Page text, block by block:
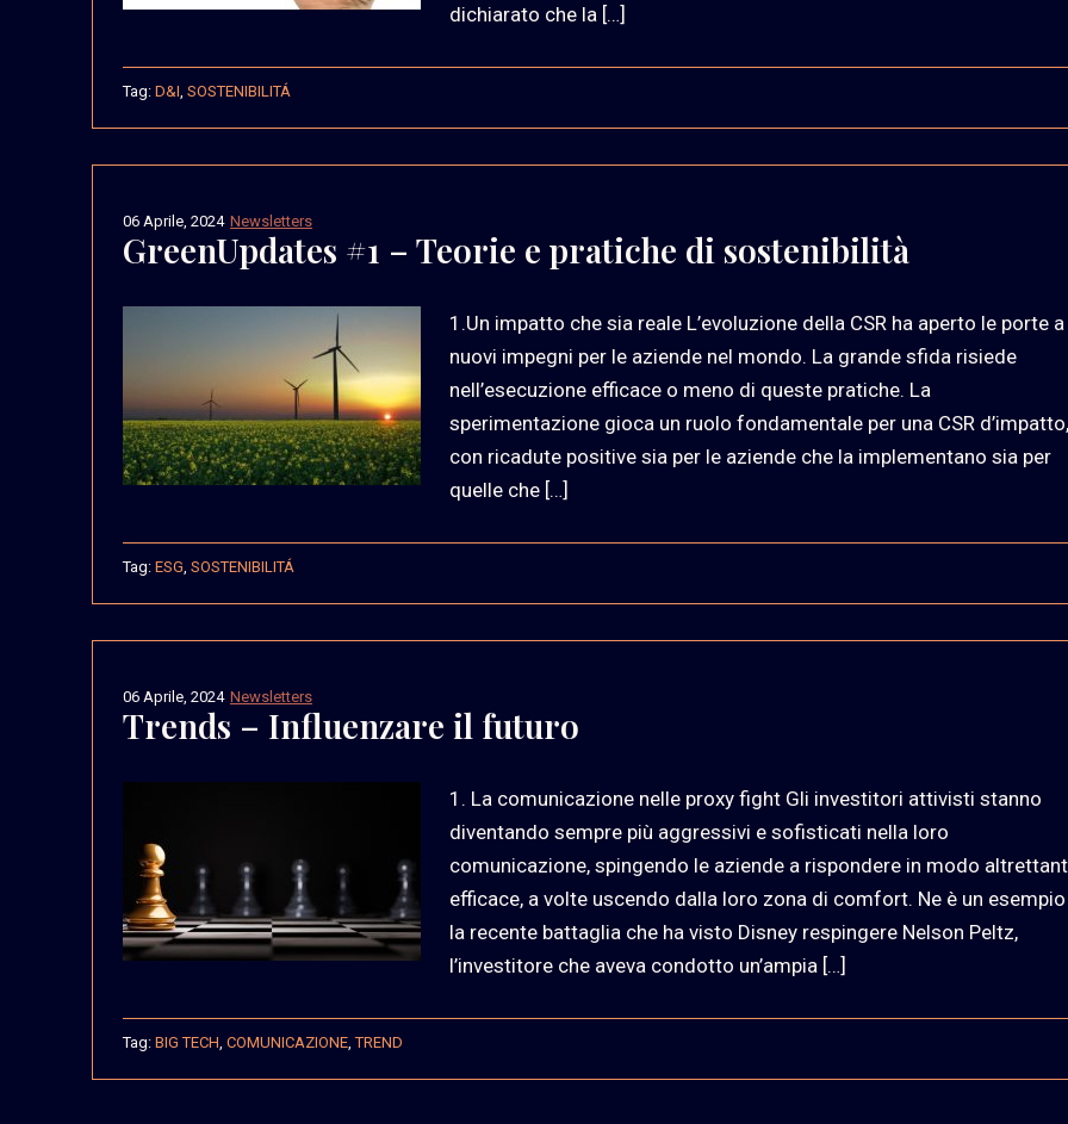
dichiarato che la […]
Tag: D&I SOSTENIBILITÁ
Newsletters
06 Aprile, 2024
GreenUpdates #1 – Teorie e pratiche di sostenibilità
1.Un impatto che sia reale L’evoluzione della CSR ha aperto le porte a
nuovi impegni per le aziende nel mondo. La grande sfida risiede
nell’esecuzione efficace o meno di queste pratiche. La
sperimentazione gioca un ruolo fondamentale per una CSR d’impatto,
con ricadute positive sia per le aziende che la implementano sia per
quelle che […]
Tag: ESG SOSTENIBILITÁ
Newsletters
06 Aprile, 2024
Trends – Influenzare il futuro
1. La comunicazione nelle proxy fight Gli investitori attivisti stanno
diventando sempre più aggressivi e sofisticati nella loro
comunicazione, spingendo le aziende a rispondere in modo
efficace, a volte uscendo dalla loro zona di comfort. Ne è un esempio
la recente battaglia che ha visto Disney respingere Nelson Peltz,
l’investitore che aveva condotto un’ampia […]
Tag: BIG TECH COMUNICAZIONE ,TREND